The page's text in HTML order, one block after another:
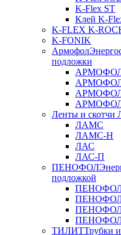
K-Flex ST
Клей K-
K-FLEX K-
K-FONIK
Армофол
подложки
АРМОФОЛ
АРМОФОЛ
Ленты и скотчи
ЛАМС
ЛАМС-Н
ЛАС
ЛАС-П
ПЕНОФОЛ
подложкой
ПЕНОФОЛ
ПЕНОФОЛ
ПЕНОФОЛ
ПЕНОФОЛ
ТИЛИТТрубки